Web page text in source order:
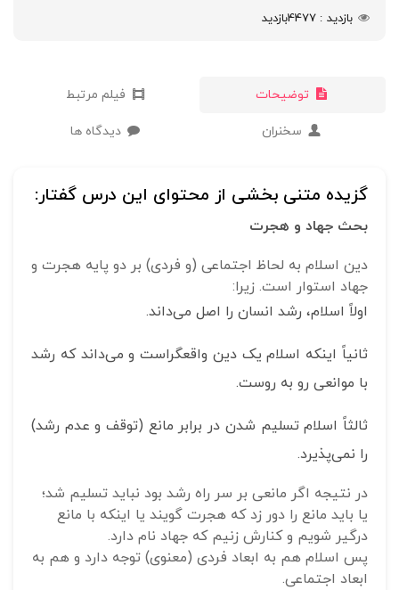
بازدید
4477بازدید
توضیحات فیلم مرتبط
سخنران دیدگاه ها
گزیده متنی بخشی از محتوای این درس گفتار:
بحث جهاد و هجرت
دین اسلام به لحاظ اجتماعی (و فردی) بر دو پایه هجرت و
جهاد استوار است. زیرا:
اولاً اسلام، رشد انسان را اصل می‌داند.
ثانیاً اینکه اسلام یک دین واقع‎گراست و می‌داند که رشد
با موانعی رو به روست.
ثالثاً اسلام تسلیم شدن در برابر مانع (توقف و عدم رشد)
را نمی‌پذیرد.
در نتیجه اگر مانعی بر سر راه رشد بود نباید تسلیم شد؛
یا باید مانع را دور زد که هجرت گویند یا اینکه با مانع
درگیر شویم و کنارش ‌زنیم که جهاد نام دارد.
پس اسلام هم به ابعاد فردی (معنوی) توجه دارد و هم به
ابعاد اجتماعی.